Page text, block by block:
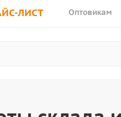
ЛИСТ Оптовикам